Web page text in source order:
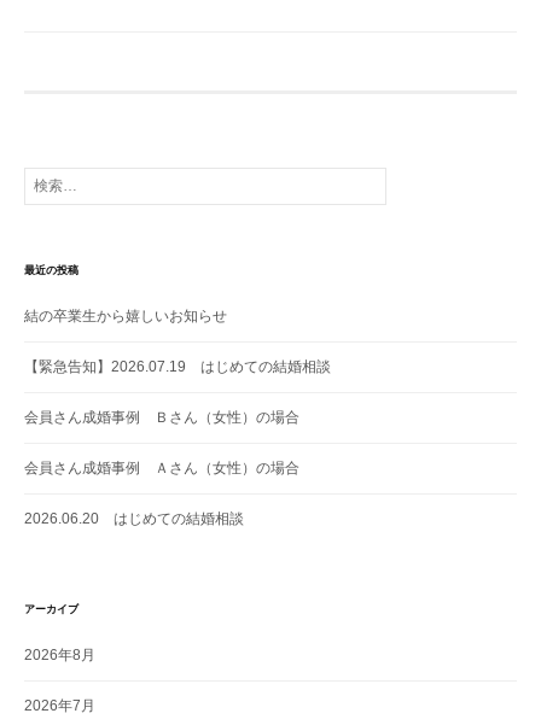
検
索:
最近の投稿
結の卒業生から嬉しいお知らせ
【緊急告知】2026.07.19 はじめての結婚相談
会員さん成婚事例 Ｂさん（女性）の場合
会員さん成婚事例 Ａさん（女性）の場合
2026.06.20 はじめての結婚相談
アーカイブ
2026年8月
2026年7月